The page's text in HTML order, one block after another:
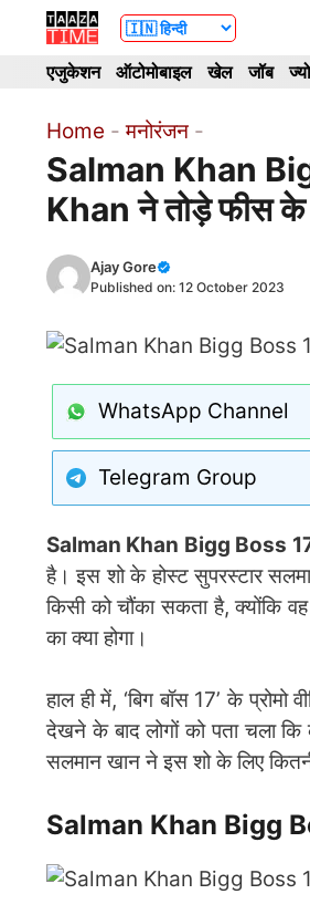
contentएजुकेशन ऑटोमोबाइल खेल जॉब
Home -मनोरंजन -
Salman Khan
Khan ने तोड़े फीस के
Ajay Gore
Published on: 12 October 2023
WhatsApp Channel
Telegram Group
Salman Khan Bigg Boss
है। इस शो के होस्ट सुपरस्टार
किसी को चौंका सकता है, क्योंकि
का क्या होगा।
हाल ही में, ‘बिग बॉस 17’ के
देखने के बाद लोगों को पता चला
सलमान खान ने इस शो के लिए
Salman Khan Bigg